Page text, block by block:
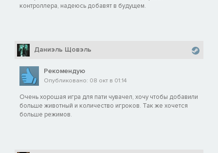
контроллера, надеюсь добавят в будущем.
Даниэль Щовэль
Рекомендую
Опубликовано: 08 окт в 01:14
Очень хорошая игра для пати чувачел, хочу чтобы добавили
больше животный и количество игроков. Так же хочется
больше режимов.